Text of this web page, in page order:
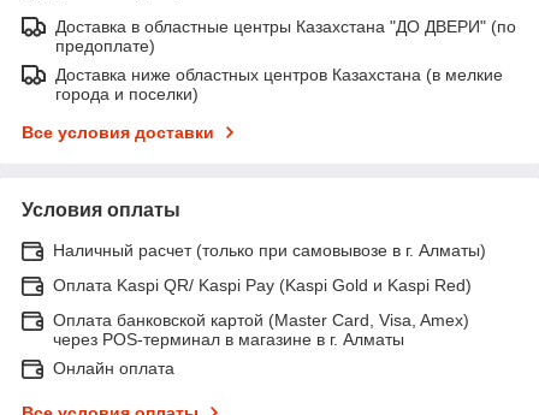
Доставка в областные центры Казахстана "ДО ДВЕРИ" (по
предоплате)
Доставка ниже областных центров Казахстана (в мелкие
города и поселки)
Все условия доставки
Условия оплаты
Наличный расчет (только при самовывозе в г. Алматы)
Оплата Kaspi QR/ Kaspi Pay (Kaspi Gold и Kaspi Red)
Оплата банковской картой (Master Card, Visa, Amex)
через POS-терминал в магазине в г. Алматы
Онлайн оплата